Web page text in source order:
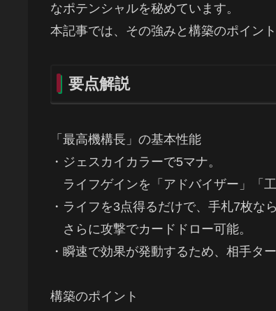
なポテンシャルを秘めています。
本記事では、その強みと構築のポイント
要点解説
「最高機構長」の基本性能
・ジェスカイカラーで5マナ。
ライフゲインを「アドバイザー」「
・ライフを3点得るだけで、手札7枚な
さらに攻撃でカードドロー可能。
・瞬速で効果が発動するため、相手タ
構築のポイント